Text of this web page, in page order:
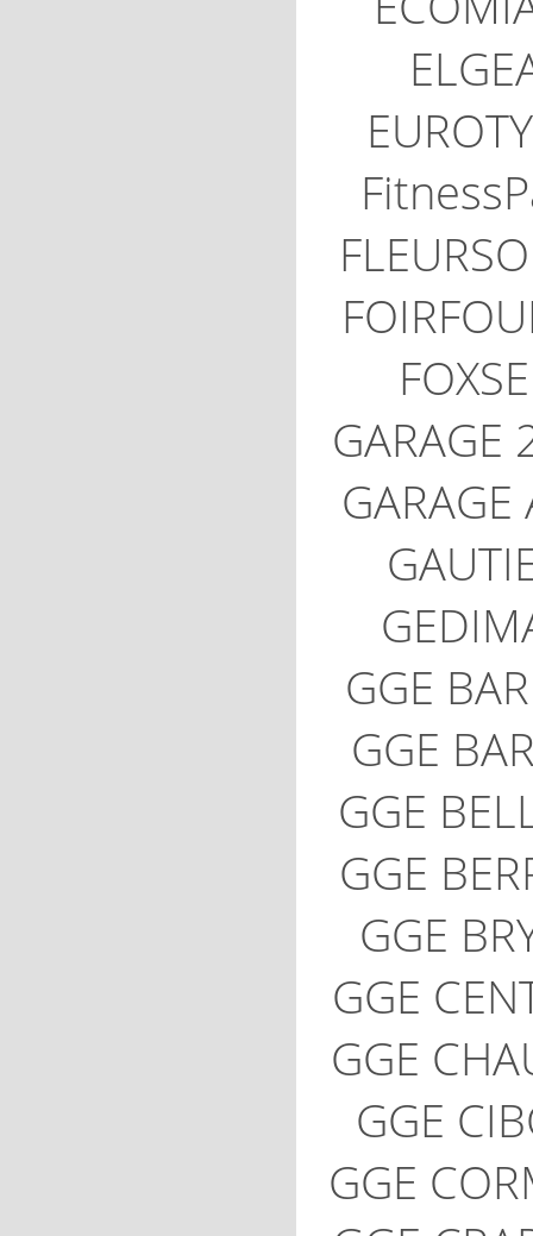
GARAGE
GARAGE
GGE
GGE
GGE
GGE
GGE
GGE
GGE
GGE
GGE